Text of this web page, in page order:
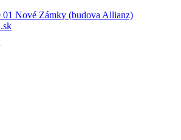
01 Nové Zámky (budova Allianz)